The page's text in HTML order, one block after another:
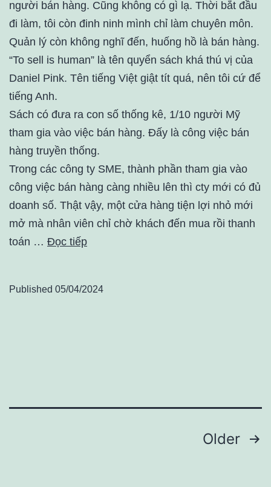
người bán hàng. Cũng không có gì lạ. Thời bắt đầu
đi làm, tôi còn đinh ninh mình chỉ làm chuyên môn.
Quản lý còn không nghĩ đến, huống hồ là bán hàng.
“To sell is human” là tên quyển sách khá thú vị của
Daniel Pink. Tên tiếng Việt giật tít quá, nên tôi cứ để
tiếng Anh.
Sách có đưa ra con số thống kê, 1/10 người Mỹ
tham gia vào việc bán hàng. Đấy là công việc bán
hàng truyền thống.
Trong các công ty SME, thành phần tham gia vào
công việc bán hàng càng nhiều lên thì cty mới có đủ
doanh số. Thật vậy, một cửa hàng tiện lợi nhỏ mới
mở mà nhân viên chỉ chờ khách đến mua rồi thanh
toán … Đọc tiếp
Published 05/04/2024
Older